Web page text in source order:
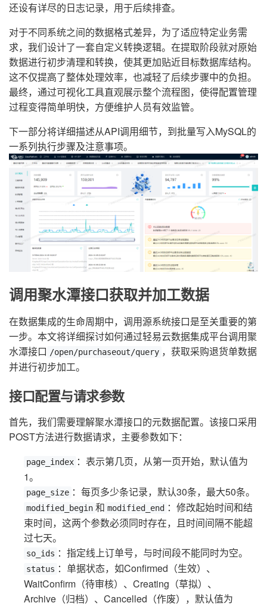
还设有详尽的日志记录，用于后续排查。
对于不同系统之间的数据格式差异，为了适应特定业务需
求，我们设计了一套自定义转换逻辑。在提取阶段就对原始
数据进行初步清理和转换，使其更加贴近目标数据库结构。
这不仅提高了整体处理效率，也减轻了后续步骤中的负担。
最终，通过可视化工具直观展示整个流程图，使得配置管理
过程变得简单明快，方便维护人员有效监管。
下一部分将详细描述从API调用细节，到批量写入MySQL的
一系列执行步骤及注意事项。
调用聚水潭接口获取并加工数据
在数据集成的生命周期中，调用源系统接口是至关重要的第
一步。本文将详细探讨如何通过轻易云数据集成平台调用聚
水潭接口 /open/purchaseout/query ，获取采购退货单数据
并进行初步加工。
接口配置与请求参数
首先，我们需要理解聚水潭接口的元数据配置。该接口采用
POST方法进行数据请求，主要参数如下：
page_index ：表示第几页，从第一页开始，默认值为
1。
page_size ：每页多少条记录，默认30条，最大50条。
modified_begin 和 modified_end ：修改起始时间和结
束时间，这两个参数必须同时存在，且时间间隔不能超
过七天。
so_ids ：指定线上订单号，与时间段不能同时为空。
status ：单据状态，如Confirmed（生效）、
WaitConfirm（待审核）、Creating（草拟）、
Archive（归档）、Cancelled（作废），默认值为